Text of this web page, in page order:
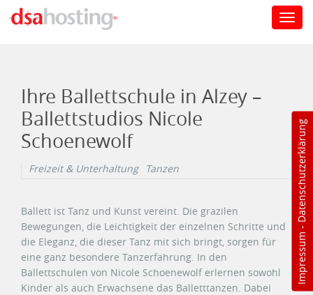
Impressum
-
Datenschutzerklärung
Ihre Ballettschule in Alzey –
Ballettstudios Nicole
Schoenewolf
Freizeit & Unterhaltung Tanzen
Ballett ist Tanz und Kunst vereint. Die grazilen
Bewegungen, die Leichtigkeit der einzelnen Schritte und
die Eleganz, die dieser Tanz mit sich bringt, sorgen für
eine ganz besondere Tanzerfahrung. In den
Ballettschulen von Nicole Schoenewolf erlernen sowohl
Kinder als auch Erwachsene das Balletttanzen. Dabei